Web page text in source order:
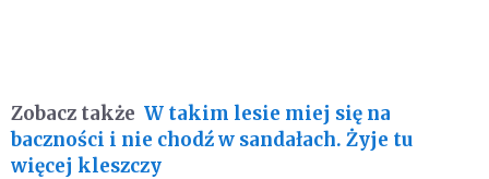
Zobacz także W takim lesie miej się na
baczności i nie chodź w sandałach. Żyje tu
więcej kleszczy